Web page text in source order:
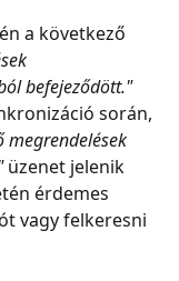
a következő
befejeződött."
során,
megrendelések
üzenet jelenik
érdemes
vagy felkeresni